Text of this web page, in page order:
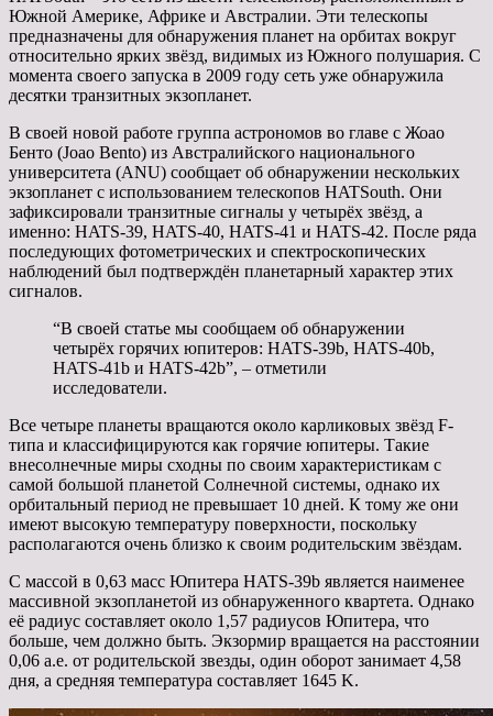
Южной Америке, Африке и Австралии. Эти телескопы
предназначены для обнаружения планет на орбитах вокруг
относительно ярких звёзд, видимых из Южного полушария. С
момента своего запуска в 2009 году сеть уже обнаружила
десятки транзитных экзопланет.
В своей новой работе группа астрономов во главе с Жоао
Бенто (Joao Bento) из Австралийского национального
университета (ANU) сообщает об обнаружении нескольких
экзопланет с использованием телескопов HATSouth. Они
зафиксировали транзитные сигналы у четырёх звёзд, а
именно: HATS-39, HATS-40, HATS-41 и HATS-42. После ряда
последующих фотометрических и спектроскопических
наблюдений был подтверждён планетарный характер этих
сигналов.
“В своей статье мы сообщаем об обнаружении
четырёх горячих юпитеров: HATS-39b, HATS-40b,
HATS-41b и HATS-42b”, – отметили
исследователи.
Все четыре планеты вращаются около карликовых звёзд F-
типа и классифицируются как горячие юпитеры. Такие
внесолнечные миры сходны по своим характеристикам с
самой большой планетой Солнечной системы, однако их
орбитальный период не превышает 10 дней. К тому же они
имеют высокую температуру поверхности, поскольку
располагаются очень близко к своим родительским звёздам.
С массой в 0,63 масс Юпитера HATS-39b является наименее
массивной экзопланетой из обнаруженного квартета. Однако
её радиус составляет около 1,57 радиусов Юпитера, что
больше, чем должно быть. Экзормир вращается на расстоянии
0,06 а.е. от родительской звезды, один оборот занимает 4,58
дня, а средняя температура составляет 1645 K.